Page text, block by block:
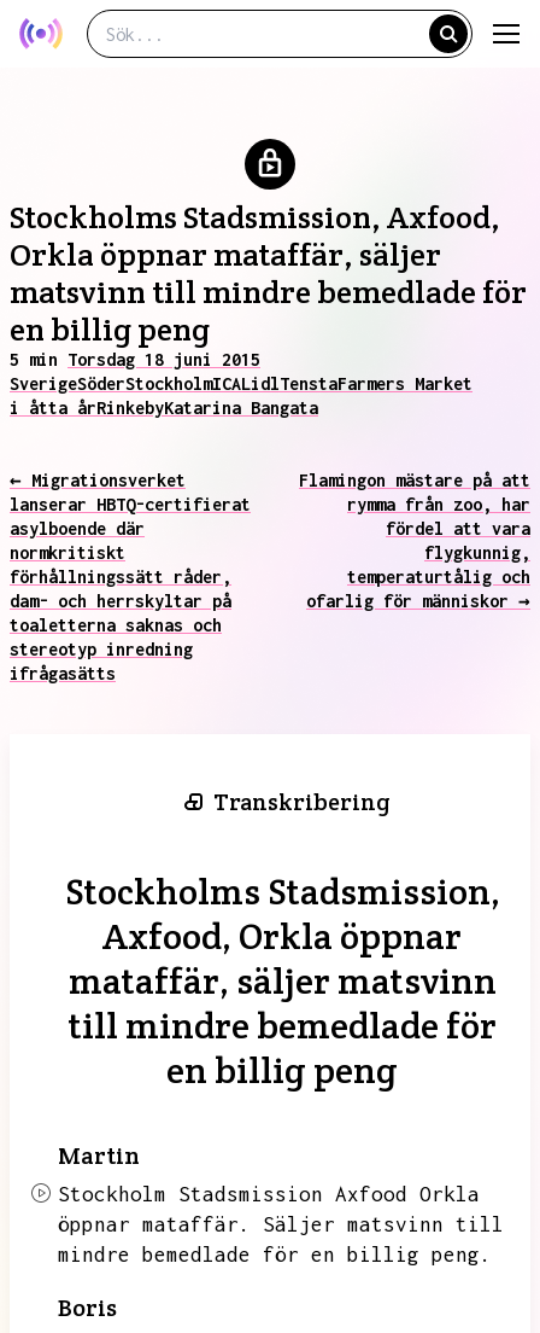
Stockholms Stadsmission, Axfood,
Orkla öppnar mataffär, säljer
matsvinn till mindre bemedlade för
en billig peng
5 min Torsdag 18 juni 2015
SverigeSöderStockholmICALidlTenstaFarmers Market
i åtta årRinkebyKatarina Bangata
← Migrationsverket
lanserar HBTQ-certifierat
asylboende där
normkritiskt
förhållningssätt råder,
dam- och herrskyltar på
toaletterna saknas och
stereotyp inredning
ifrågasätts
Flamingon mästare på att
rymma från zoo, har
fördel att vara
flygkunnig,
temperaturtålig och
ofarlig för människor →
Transkribering
Stockholms Stadsmission,
Axfood, Orkla öppnar
mataffär, säljer matsvinn
till mindre bemedlade för
en billig peng
Martin
Stockholm Stadsmission Axfood Orkla
öppnar mataffär.
Säljer matsvinn till
mindre bemedlade för en billig peng.
Boris